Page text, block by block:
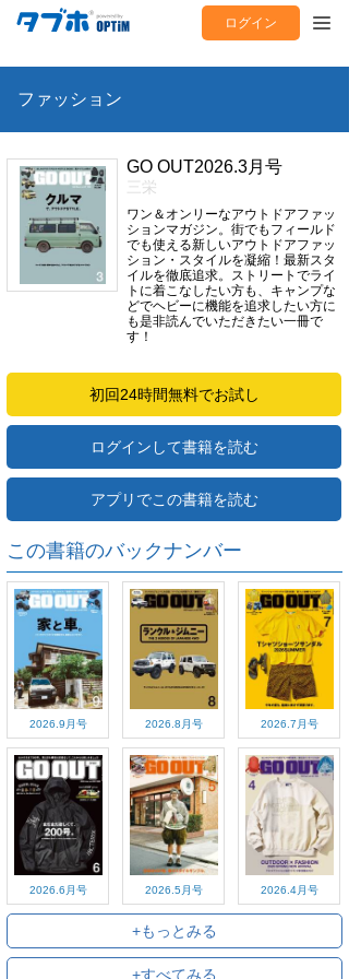
ログイン
ファッション
GO OUT2026.3月号
三栄
ワン＆オンリーなアウトドアファッ
ションマガジン。街でもフィールド
でも使える新しいアウトドアファッ
ション・スタイルを凝縮！最新スタ
イルを徹底追求。ストリートでライ
トに着こなしたい方も、キャンプな
どでヘビーに機能を追求したい方に
も是非読んでいただきたい一冊で
す！
初回24時間無料でお試し
ログインして書籍を読む
アプリでこの書籍を読む
この書籍のバックナンバー
2026.9月号 2026.8月号 2026.7月号
2026.6月号 2026.5月号 2026.4月号
+もっとみる
+すべてみる